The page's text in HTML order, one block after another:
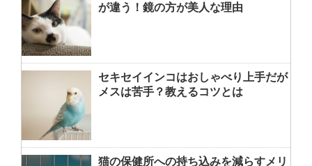
が違う！鏡の方が美人な理由
セキセイインコはおしゃべり上手だが
メスは苦手？教えるコツとは
猫の保健所への持ち込みを減らすメリ